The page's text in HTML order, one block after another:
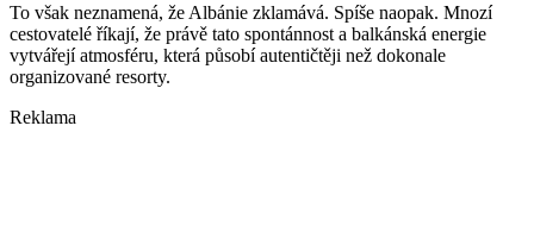
To však neznamená, že Albánie zklamává. Spíše naopak. Mnozí
cestovatelé říkají, že právě tato spontánnost a balkánská energie
vytvářejí atmosféru, která působí autentičtěji než dokonale
organizované resorty.
Reklama